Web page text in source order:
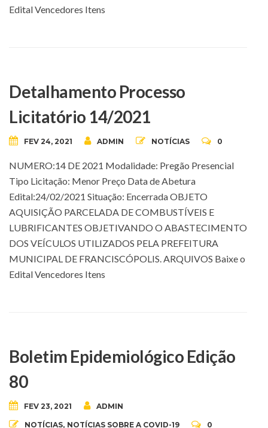
Edital Vencedores Itens
Detalhamento Processo
Licitatório 14/2021
FEV 24, 2021 ADMIN NOTÍCIAS 0
NUMERO:14 DE 2021 Modalidade: Pregão Presencial
Tipo Licitação: Menor Preço Data de Abetura
Edital:24/02/2021 Situação: Encerrada OBJETO
AQUISIÇÃO PARCELADA DE COMBUSTÍVEIS E
LUBRIFICANTES OBJETIVANDO O ABASTECIMENTO
DOS VEÍCULOS UTILIZADOS PELA PREFEITURA
MUNICIPAL DE FRANCISCÓPOLIS. ARQUIVOS Baixe o
Edital Vencedores Itens
Boletim Epidemiológico Edição
80
FEV 23, 2021 ADMIN
NOTÍCIAS, NOTÍCIAS SOBRE A COVID-19 0